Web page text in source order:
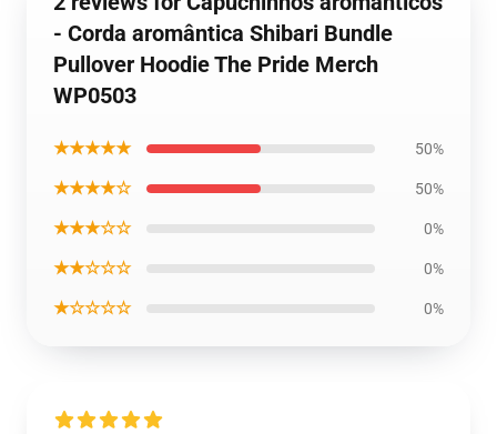
- Corda aromântica Shibari Bundle
Pullover Hoodie The Pride Merch
WP0503
★★★★★ 50%
★★★★☆ 50%
★★★☆☆ 0%
★★☆☆☆ 0%
★☆☆☆☆ 0%